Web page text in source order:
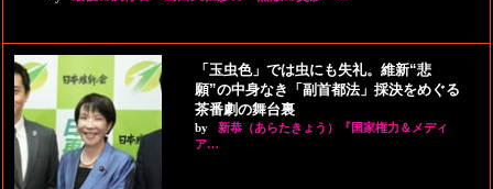
「玉虫色」では虫にも失礼。維新“悲
願”の中身なき「副首都法」採決をめぐる
茶番劇の舞台裏
by
新恭（あらたきょう）『国家権力＆メディ
ア…